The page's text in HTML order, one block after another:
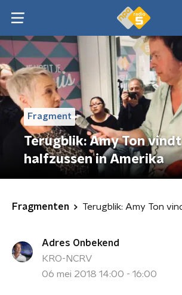
Fragment
Terugblik: Amy Ton vindt
halfzussen in Amerika
Fragmenten
Adres Onbekend
KRO-NCRV
06 mei 2018 14:00 - 16:00